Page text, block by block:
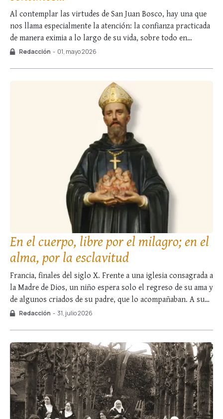
Al contemplar las virtudes de San Juan Bosco, hay una que
nos llama especialmente la atención: la confianza practicada
de manera eximia a lo largo de su vida, sobre todo en
asuntos relacionados con la Congregación Salesiana.
Redacción - 01, mayo 2026
En el cuerpo, libre por el milagro; en el
alma, por la esclavitud
Francia, finales del siglo X. Frente a una iglesia consagrada a
la Madre de Dios, un niño espera solo el regreso de su ama y
de algunos criados de su padre, que lo acompañaban. A su
tierna edad, padecía una enfermedad que le había privado de
Redacción - 31, julio 2026